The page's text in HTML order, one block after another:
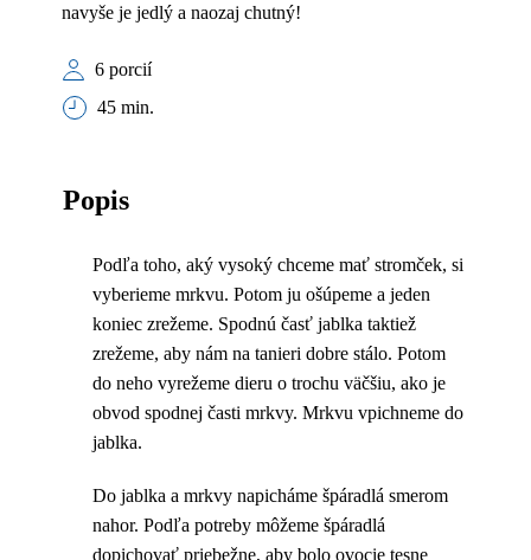
navyše je jedlý a naozaj chutný!
6 porcií
45 min.
Popis
Podľa toho, aký vysoký chceme mať stromček, si
vyberieme mrkvu. Potom ju ošúpeme a jeden
koniec zrežeme. Spodnú časť jablka taktiež
zrežeme, aby nám na tanieri dobre stálo. Potom
do neho vyrežeme dieru o trochu väčšiu, ako je
obvod spodnej časti mrkvy. Mrkvu vpichneme do
jablka.
Do jablka a mrkvy napicháme špáradlá smerom
nahor. Podľa potreby môžeme špáradlá
dopichovať priebežne, aby bolo ovocie tesne